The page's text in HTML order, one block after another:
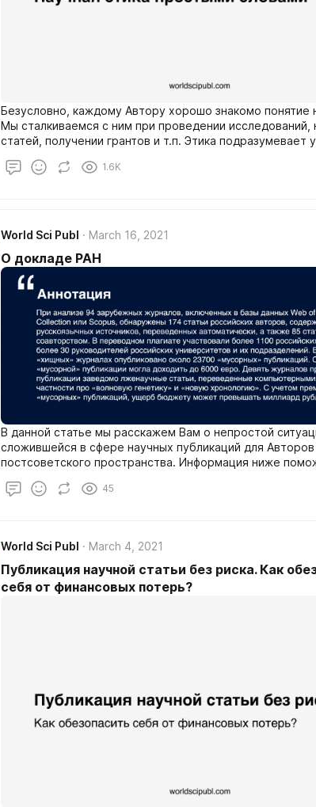
Безусловно, каждому Автору хорошо знакомо понятие
Мы сталкиваемся с ним при проведении исследований,
статей, получении грантов и т.п. Этика подразумевает
1.6K
World Sci Publ March 16, 2021
О докладе РАН
В данной статье мы расскажем Вам о непростой
сложившейся в сфере научных публикаций для Авторов
постсоветского пространства. Информация ниже
испорченной репутации ученого при публикации статьи.
45
World Sci Publ March 4, 2021
Публикация научной статьи без риска. Как
себя от финансовых потерь?